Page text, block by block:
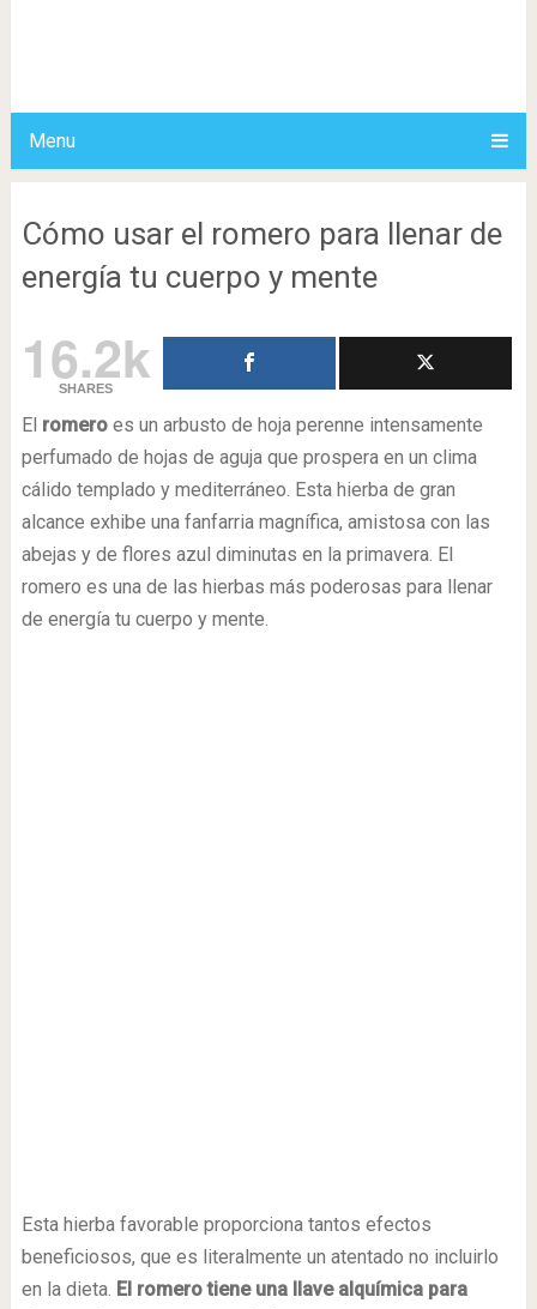
Menu
Cómo usar el romero para llenar de
energía tu cuerpo y mente
16.2k
SHARES
El romeroes un arbusto de hoja perenne intensamente
perfumado de hojas de aguja que prospera en un clima
cálido templado y mediterráneo. Esta hierba de gran
alcance exhibe una fanfarria magnífica, amistosa con las
abejas y de flores azul diminutas en la primavera. El
romero es una de las hierbas más poderosas para llenar
de energía tu cuerpo y mente.
Esta hierba favorable proporciona tantos efectos
beneficiosos, que es literalmente un atentado no incluirlo
en la dieta. El romero tiene una llave alquímica para